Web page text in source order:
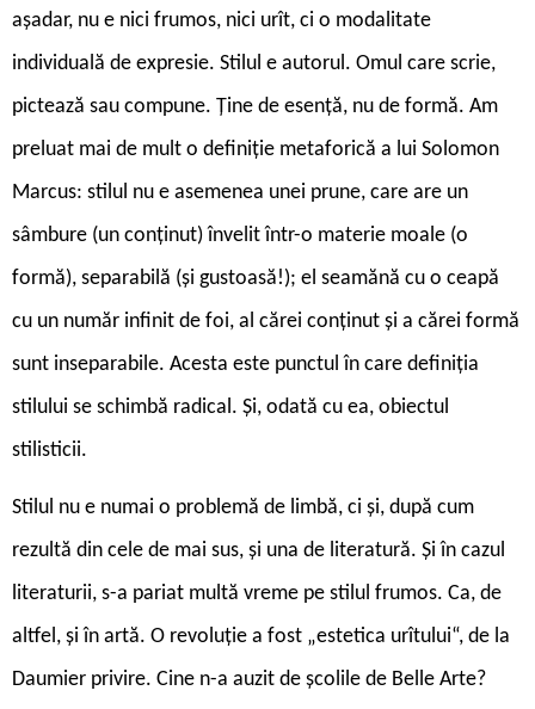
așadar, nu e nici frumos, nici urît, ci o modalitate
individuală de expresie. Stilul e autorul. Omul care scrie,
pictează sau compune. Ține de esență, nu de formă. Am
preluat mai de mult o definiție metaforică a lui Solomon
Marcus: stilul nu e asemenea unei prune, care are un
sâmbure (un conținut) învelit într-o materie moale (o
formă), separabilă (și gustoasă!); el seamănă cu o ceapă
cu un număr infinit de foi, al cărei conținut și a cărei formă
sunt inseparabile. Acesta este punctul în care definiția
stilului se schimbă radical. Și, odată cu ea, obiectul
stilisticii.
Stilul nu e numai o problemă de limbă, ci și, după cum
rezultă din cele de mai sus, și una de literatură. Și în cazul
literaturii, s-a pariat multă vreme pe stilul frumos. Ca, de
altfel, și în artă. O revoluție a fost „estetica urîtului“, de la
Daumier privire. Cine n-a auzit de școlile de Belle Arte?